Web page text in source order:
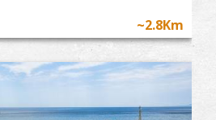
~2.8Km